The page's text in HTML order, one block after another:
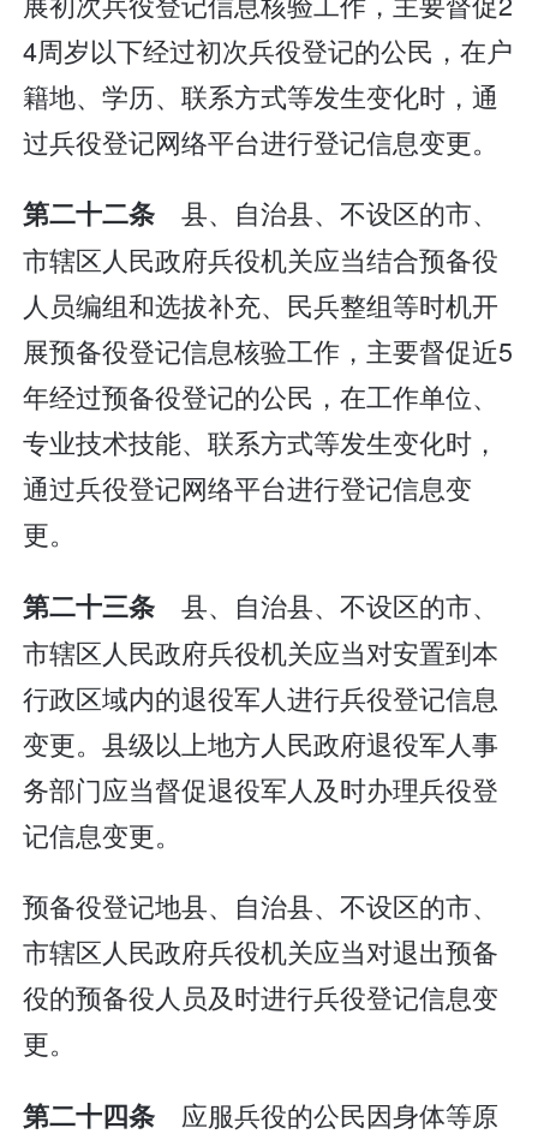
4周岁以下经过初次兵役登记的公民，在户
籍地、学历、联系方式等发生变化时，通
过兵役登记网络平台进行登记信息变更。
第二十二条 县、自治县、不设区的市、
市辖区人民政府兵役机关应当结合预备役
人员编组和选拔补充、民兵整组等时机开
展预备役登记信息核验工作，主要督促近5
年经过预备役登记的公民，在工作单位、
专业技术技能、联系方式等发生变化时，
通过兵役登记网络平台进行登记信息变
更。
第二十三条 县、自治县、不设区的市、
市辖区人民政府兵役机关应当对安置到本
行政区域内的退役军人进行兵役登记信息
变更。县级以上地方人民政府退役军人事
务部门应当督促退役军人及时办理兵役登
记信息变更。
预备役登记地县、自治县、不设区的市、
市辖区人民政府兵役机关应当对退出预备
役的预备役人员及时进行兵役登记信息变
更。
第二十四条 应服兵役的公民因身体等原